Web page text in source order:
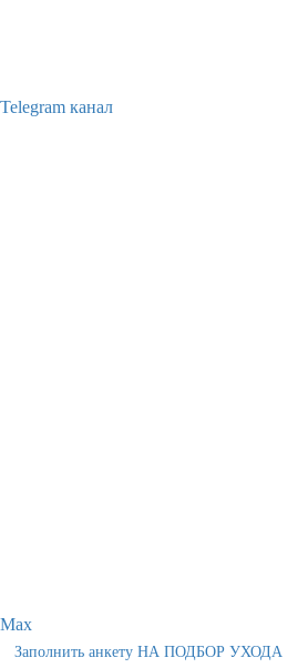
Telegram канал
Max
Заполнить анкету НА ПОДБОР УХОДА